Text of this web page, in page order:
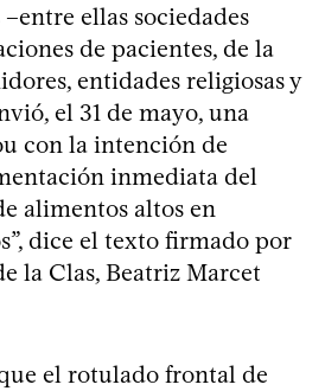
ellas sociedades
de pacientes, de la
entidades religiosas y
el 31 de mayo, una
con la intención de
inmediata del
alimentos altos en
dice el texto firmado por
la Clas, Beatriz Marcet
el rotulado frontal de